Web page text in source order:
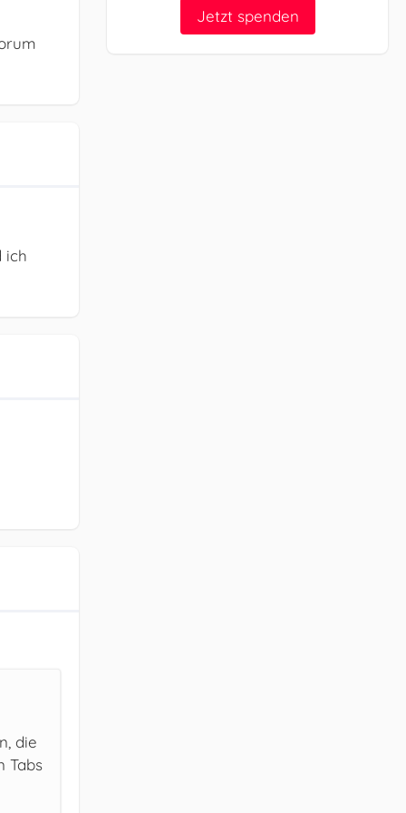
ich
die
Tabs
Jetzt spenden